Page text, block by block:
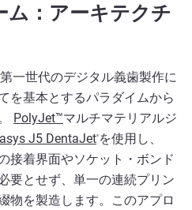
ム：アーキテクチ
一世代のデジタル義歯製作に
を基本とするパラダイムから
PolyJet™マルチマテリアルジ
J5 DentaJet® を使用し、
接着界面やソケット・ボンド
要とせず、単一の連続プリン
物を製造します。このアプロ